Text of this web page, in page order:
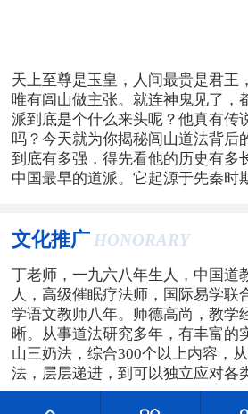
天上至尊是玉皇，人间最贵是君王
唯有闾山做主张。就连神鬼见了，
派到底是个什么来头呢？他真有传
吗？今天就为你揭秘闾山道法背后
到底有多强，得先看他的历史有多
中国最早的道派。它起源于先秦时
文化推广 HONORARY
丁老师，一九六八年生人，中国道
人，高级催眠疗法师，国际易学联
学语文教师八年。师德高尚，教学
晰。从事道法研究多年，有丰富的
山三奶法，综合300个以上内容，
法，层层递进，到可以独立应对各